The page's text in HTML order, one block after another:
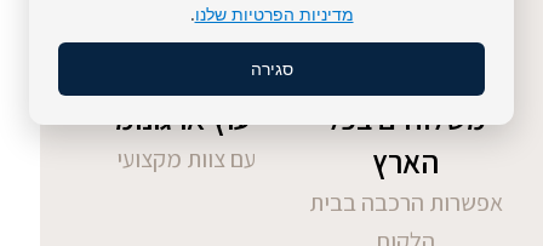
מדיניות הפרטיות שלנו.
סגירה
משלוחים בכל
הארץ
אפשרות הרכבה בבית
ייעוץ ארגונומי
עם צוות מקצועי